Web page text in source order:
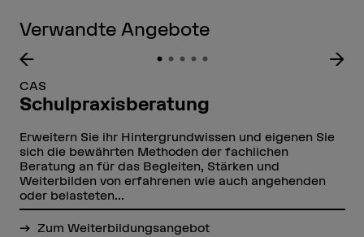
Verwandte Angebote
CAS
Schulpraxisberatung
Erweitern Sie ihr Hintergrundwissen und eigenen Sie
sich die bewährten Methoden der fachlichen
Beratung an für das Begleiten, Stärken und
Weiterbilden von erfahrenen wie auch angehenden
oder belasteten...
Zum Weiterbildungsangebot